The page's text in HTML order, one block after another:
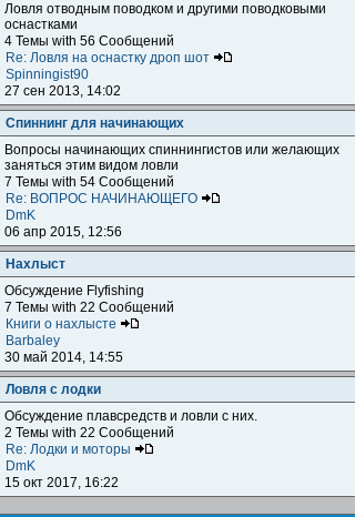
Ловля отводным поводком и другими поводковыми
оснастками
4 Темы with 56 Сообщений
Re: Ловля на оснастку дроп шот
Spinningist90
27 сен 2013, 14:02
Спиннинг для начинающих
Вопросы начинающих спиннингистов или желающих
заняться этим видом ловли
7 Темы with 54 Сообщений
Re: ВОПРОС НАЧИНАЮЩЕГО
DmK
06 апр 2015, 12:56
Нахлыст
Обсуждение Flyfishing
7 Темы with 22 Сообщений
Книги о нахлысте
Barbaley
30 май 2014, 14:55
Ловля с лодки
Обсуждение плавсредств и ловли с них.
2 Темы with 22 Сообщений
Re: Лодки и моторы
DmK
15 окт 2017, 16:22